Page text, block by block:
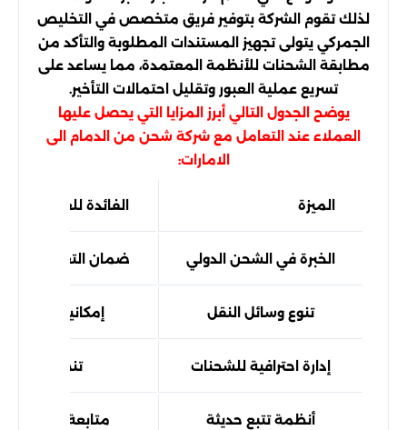
لذلك تقوم الشركة بتوفير فريق متخصص في التخليص
الجمركي يتولى تجهيز المستندات المطلوبة والتأكد من
مطابقة الشحنات للأنظمة المعتمدة، مما يساعد على
تسريع عملية العبور وتقليل احتمالات التأخير.
يوضح الجدول التالي أبرز المزايا التي يحصل عليها
العملاء عند التعامل مع شركة شحن من الدمام الى
الامارات:
الميزة الفائدة للعملاء
الخبرة في الشحن الدولي ضمان التعامل مع
تنوع وسائل النقل إمكانية اختيار
إدارة احترافية للشحنات تنظيم
أنظمة تتبع حديثة متابعة الشحنة